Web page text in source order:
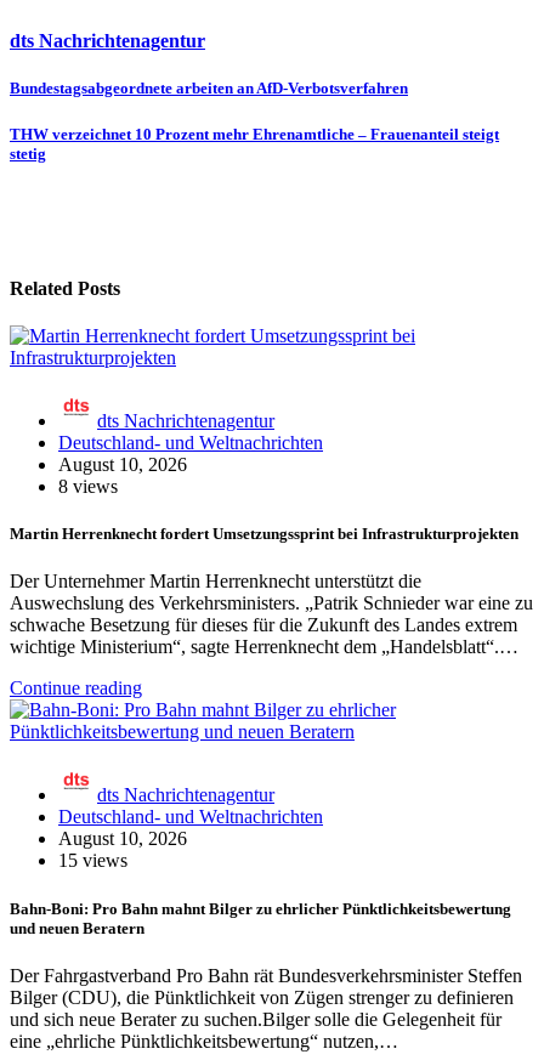
dts Nachrichtenagentur
Beitragsnavigation
Bundestagsabgeordnete arbeiten an AfD-Verbotsverfahren
THW verzeichnet 10 Prozent mehr Ehrenamtliche – Frauenanteil steigt
stetig
Related Posts
dts Nachrichtenagentur
Deutschland- und Weltnachrichten
August 10, 2026
8 views
Martin Herrenknecht fordert Umsetzungssprint bei Infrastrukturprojekten
Der Unternehmer Martin Herrenknecht unterstützt die
Auswechslung des Verkehrsministers. „Patrik Schnieder war eine zu
schwache Besetzung für dieses für die Zukunft des Landes extrem
wichtige Ministerium“, sagte Herrenknecht dem „Handelsblatt“.…
Continue reading
dts Nachrichtenagentur
Deutschland- und Weltnachrichten
August 10, 2026
15 views
Bahn-Boni: Pro Bahn mahnt Bilger zu ehrlicher Pünktlichkeitsbewertung
und neuen Beratern
Der Fahrgastverband Pro Bahn rät Bundesverkehrsminister Steffen
Bilger (CDU), die Pünktlichkeit von Zügen strenger zu definieren
und sich neue Berater zu suchen.Bilger solle die Gelegenheit für
eine „ehrliche Pünktlichkeitsbewertung“ nutzen,…